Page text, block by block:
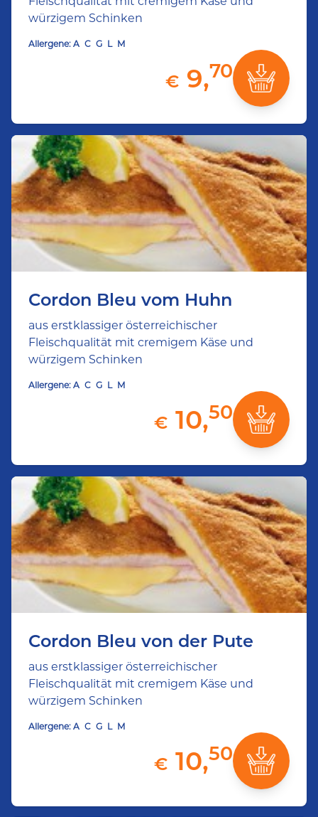
würzigem Schinken
Allergene: A C G L M
€ 9,70
Cordon Bleu vom Huhn
aus erstklassiger österreichischer
Fleischqualität mit cremigem Käse und
würzigem Schinken
Allergene: A C G L M
€ 10,50
Cordon Bleu von der Pute
aus erstklassiger österreichischer
Fleischqualität mit cremigem Käse und
würzigem Schinken
Allergene: A C G L M
€ 10,50